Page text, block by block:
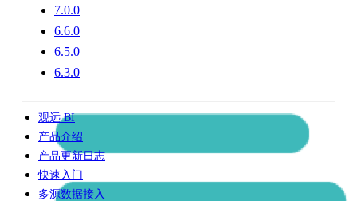
7.0.0
6.6.0
6.5.0
6.3.0
观远 BI
产品介绍
产品更新日志
快速入门
多源数据接入